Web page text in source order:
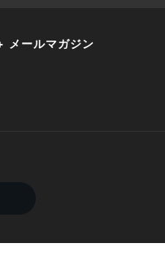
ールマガジン